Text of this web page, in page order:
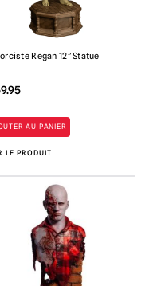
Regan 12″ Statue
AU PANIER
LE PRODUIT